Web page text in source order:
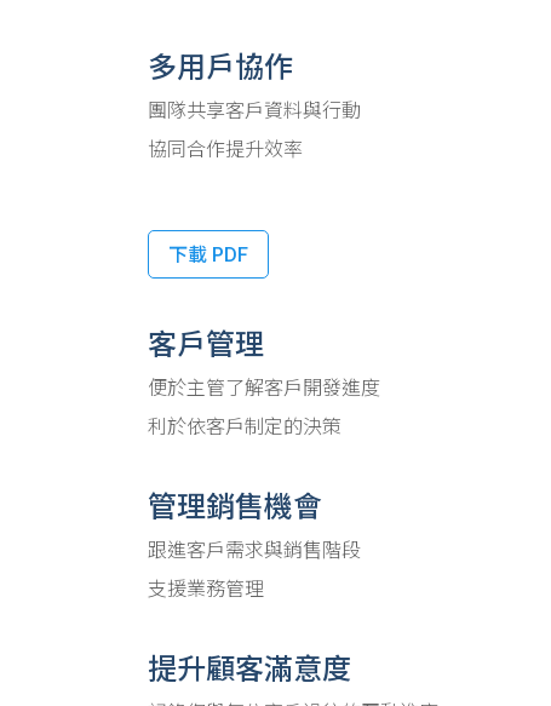
多用戶協作
團隊共享客戶資料與行動
協同合作提升效率
下載 PDF
客戶管理
便於主管了解客戶開發進度
利於依客戶制定的決策
管理銷售機會
跟進客戶需求與銷售階段
支援業務管理
提升顧客滿意度